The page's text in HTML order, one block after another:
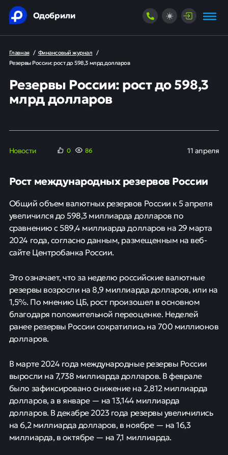
Одобрили
Главная / Финансовый журнал /
Резервы России: рост до 598,3 млрд долларов
Резервы России: рост до 598,3
млрд долларов
Новости 0 86 11 апреля
Рост международных резервов России
Общий объем валютных резервов России к 5 апреля
увеличился до 598,3 миллиарда долларов по
сравнению с 589,4 миллиарда долларов на 29 марта
2024 года, согласно данным, размещенным на веб-
сайте Центробанка России.
Это означает, что за неделю российские валютные
резервы возросли на 8,9 миллиарда долларов, или на
1,5%. По мнению ЦБ, рост произошел в основном
благодаря положительной переоценке. Неделей
ранее резервы России сократились на 700 миллионов
долларов.
В марте 2024 года международные резервы России
выросли на 7,738 миллиарда долларов. В феврале
было зафиксировано снижение на 2,812 миллиарда
долларов, а в январе — на 13,144 миллиарда
долларов. В декабре 2023 года резервы увеличились
на 6,2 миллиарда долларов, в ноябре — на 16,3
миллиарда, в октябре — на 7,1 миллиарда.